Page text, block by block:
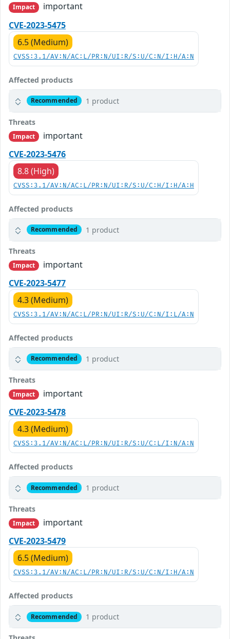
Impact
important
CVE-2023-5475
6.5 (Medium)
CVSS:3.1/AV:N/AC:L/PR:N/UI:R/S:U/C:N/I:H/A:N
Affected products
Recommended 1 product
Threats
Impact
important
CVE-2023-5476
8.8 (High)
CVSS:3.1/AV:N/AC:L/PR:N/UI:R/S:U/C:H/I:H/A:H
Affected products
Recommended 1 product
Threats
Impact
important
CVE-2023-5477
4.3 (Medium)
CVSS:3.1/AV:N/AC:L/PR:N/UI:R/S:U/C:N/I:L/A:N
Affected products
Recommended 1 product
Threats
Impact
important
CVE-2023-5478
4.3 (Medium)
CVSS:3.1/AV:N/AC:L/PR:N/UI:R/S:U/C:L/I:N/A:N
Affected products
Recommended 1 product
Threats
Impact
important
CVE-2023-5479
6.5 (Medium)
CVSS:3.1/AV:N/AC:L/PR:N/UI:R/S:U/C:N/I:H/A:N
Affected products
Recommended 1 product